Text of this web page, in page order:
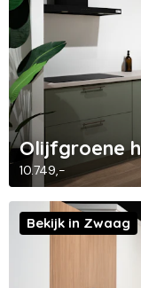
Olijfgroene
10.749,-
Bekijk in Zwaag